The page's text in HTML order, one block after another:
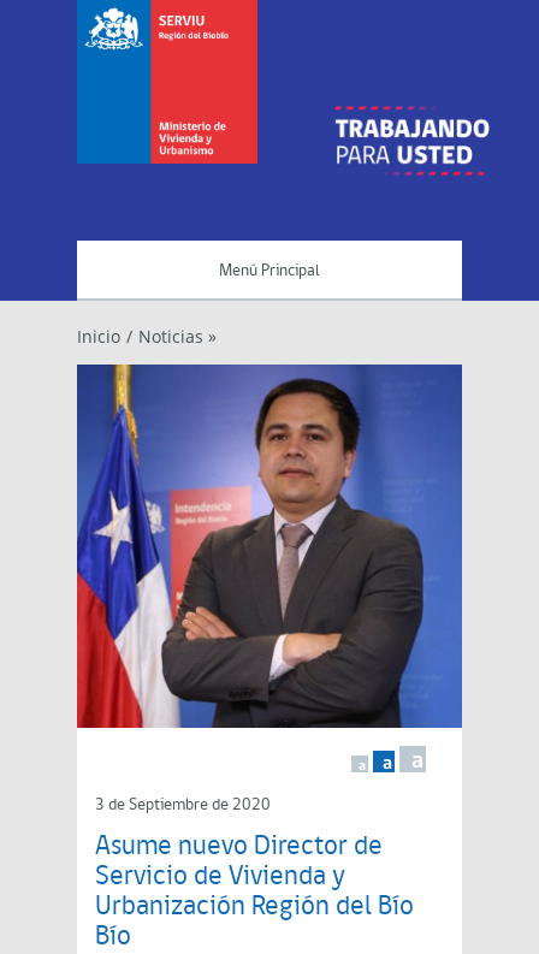
Menú Principal
Inicio / Noticias »
a a a
3 de Septiembre de 2020
Asume nuevo Director de
Servicio de Vivienda y
Urbanización Región del Bío
Bío